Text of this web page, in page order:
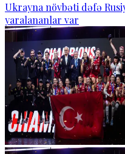
Ukrayna növbəti dəfə
yaralananlar var